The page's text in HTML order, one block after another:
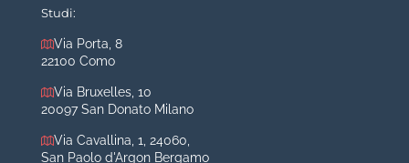
Rinoplastica
Medicina estetica Milano
Acido ialuronico viso
Aumento labbra
Studi:
Via Porta, 8
22100 Como
Via Bruxelles, 10
20097 San Donato Milano
Via Cavallina, 1, 24060,
San Paolo d'Argon Bergamo